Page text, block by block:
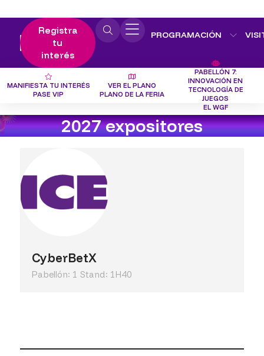
Registra
tu
interés
PROGRAMACIÓN
MANIFIESTA TU INTERÉS
PASE VIP
VER EL PLANO
PLANO DE LA FERIA
PABELLÓN 7:
INNOVACIÓN EN
TECNOLOGÍA DE
JUEGOS
EL WGF
2027 expositores
CyberBetX
Pabellón: 1 Stand: 1H40